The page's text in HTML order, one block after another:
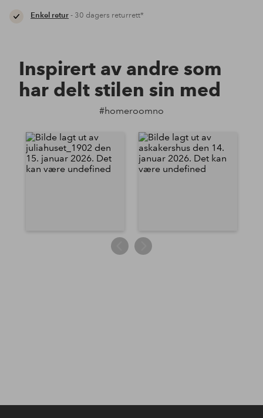
Enkel retur- 30 dagers returrett*
Inspirert av andre som
har delt stilen sin med
#homeroomno